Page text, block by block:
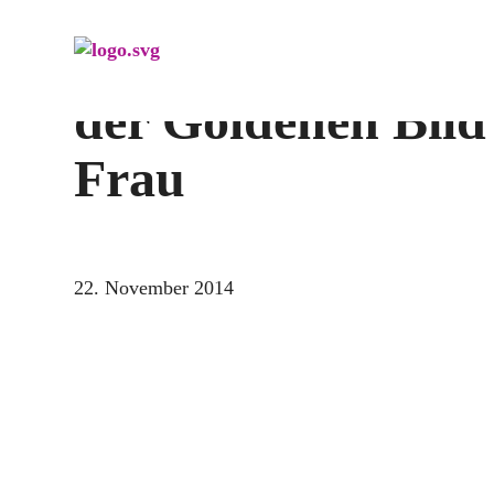
2aid.org bei der
der Goldenen
Frau
22. November 2014